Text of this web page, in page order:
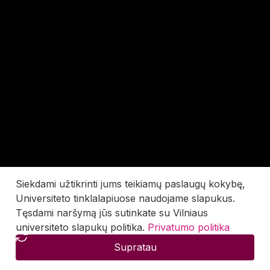
Siekdami užtikrinti jums teikiamų paslaugų kokybę,
Universiteto tinklalapiuose naudojame slapukus.
Tęsdami naršymą jūs sutinkate su Vilniaus
universiteto slapukų politika. Privatumo politika
Supratau